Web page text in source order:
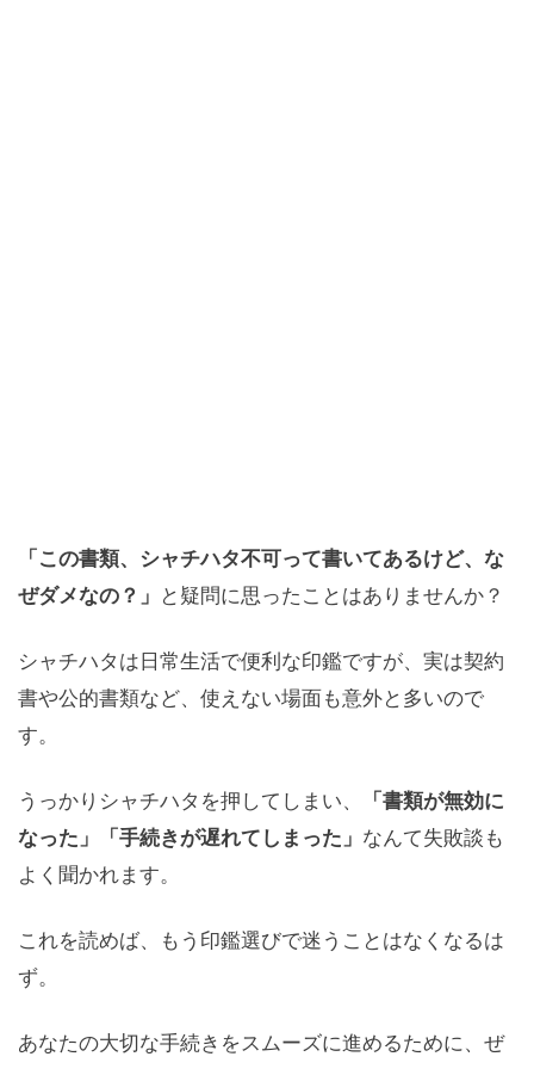
「この書類、シャチハタ不可って書いてあるけど、な
ぜダメなの？」 と疑問に思ったことはありませんか？
シャチハタは日常生活で便利な印鑑ですが、実は契約
書や公的書類など、使えない場面も意外と多いので
す。
うっかりシャチハタを押してしまい、
「書類が無効に
なった」「手続きが遅れてしまった」 なんて失敗談も
よく聞かれます。
これを読めば、もう印鑑選びで迷うことはなくなるは
ず。
あなたの大切な手続きをスムーズに進めるために、ぜ